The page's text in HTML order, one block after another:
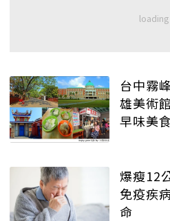
台中霧
雄美術
早味美
爆瘦12
免疫疾
命